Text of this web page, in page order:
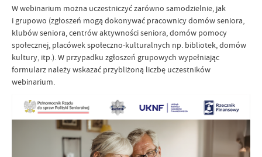
W webinarium można uczestniczyć zarówno samodzielnie, jak
i grupowo (zgłoszeń mogą dokonywać pracownicy domów seniora,
klubów seniora, centrów aktywności seniora, domów pomocy
społecznej, placówek społeczno-kulturalnych np. bibliotek, domów
kultury, itp.). W przypadku zgłoszeń grupowych wypełniając
formularz należy wskazać przybliżoną liczbę uczestników
webinarium.